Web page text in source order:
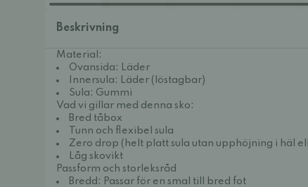
Beskrivning
Material:
Ovansida: Läder
Innersula: Läder (löstagbar)
Sula: Gummi
Vad vi gillar med denna sko:
Bred tåbox
Tunn och flexibel sula
Zero drop (helt platt sula utan upphöjning i häl
Låg skovikt
Passform och storleksråd
Bredd: Passar för en smal till bred fot